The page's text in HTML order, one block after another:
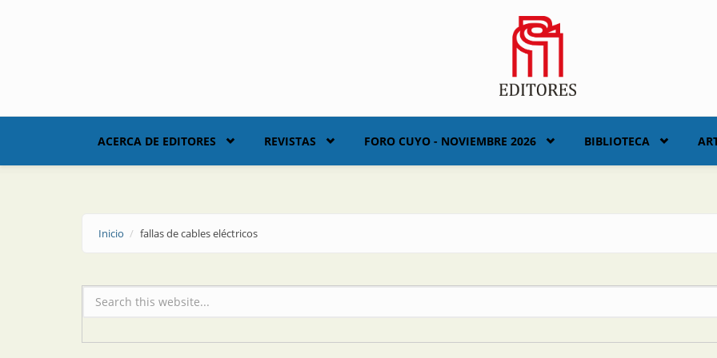
ACERCA DE EDITORES REVISTAS FORO CUYO - NOVIEMBRE 2026 BIBLIOTECA
Inicio fallas de cables eléctricos
Formulario de búsqueda